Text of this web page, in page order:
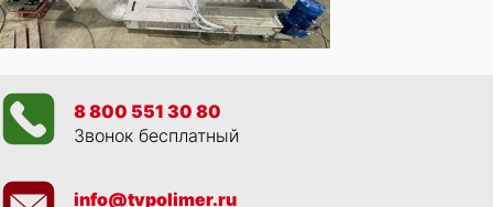
8 800 551 30 80
Звонок бесплатный
info@tvpolimer.ru